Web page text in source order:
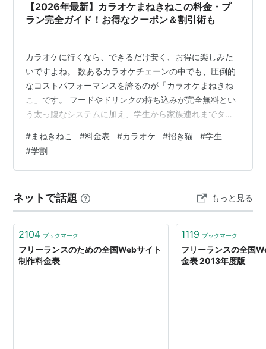
【2026年最新】カラオケまねきねこの料金・プ
ラン完全ガイド！お得なクーポン＆割引術も
カラオケに行くなら、できるだけ安く、お得に楽しみた
いですよね。 数あるカラオケチェーンの中でも、圧倒的
なコストパフォーマンスを誇るのが「カラオケまねきね
こ」です。 フードやドリンクの持ち込みが完全無料とい
う太っ腹なシステムに加え、学生から家族連れまでター
す。 しかし、「店舗によって料金が違うみたいだけど、
どうやって調べるの？」「どんなクーポンを使えば一番
安くなる？」と疑問に思う方も多いのではないでしょう
やお得なプラン、クーポンの活用術まで、最新情報を分
かりやすく徹底解説します。 結論から言うと、…
#まねきねこ #料金表 #カラオケ #招き猫 #学生
#学割
ネットで話題 もっと見る
2104 ブックマーク
フリーランスのための全国Webサイト
制作料金表
1119 ブックマーク
フリーランスの全国
金表 2013年度版